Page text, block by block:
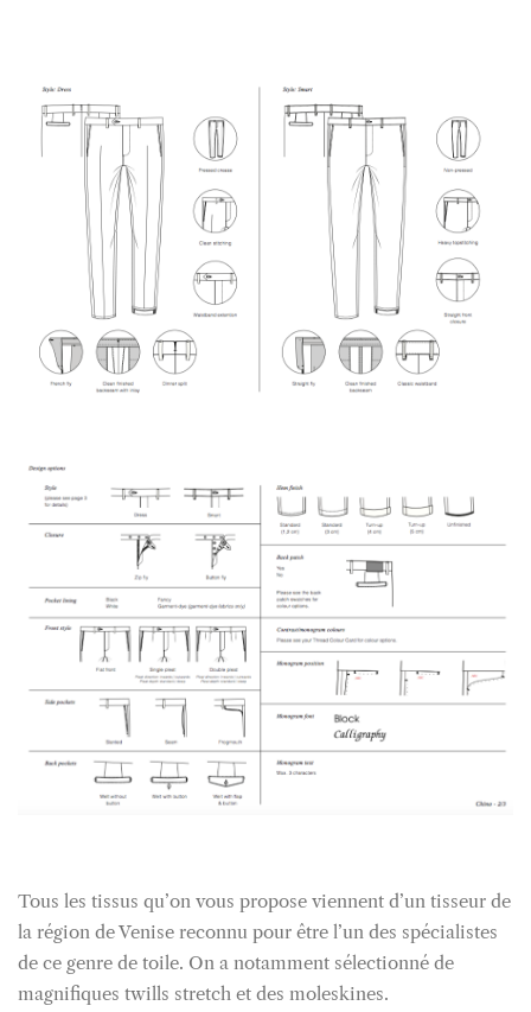
Tous les tissus qu’on vous propose viennent d’un tisseur de
la région de Venise reconnu pour être l’un des spécialistes
de ce genre de toile. On a notamment sélectionné de
magnifiques twills stretch et des moleskines.